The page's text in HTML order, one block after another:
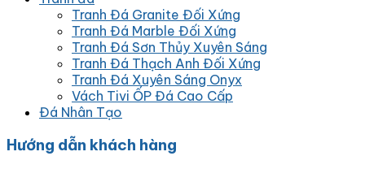
Tranh Đá Granite Đối Xứng
Tranh Đá Marble Đối Xứng
Tranh Đá Sơn Thủy Xuyên Sáng
Tranh Đá Thạch Anh Đối Xứng
Tranh Đá Xuyên Sáng Onyx
Vách Tivi ỐP Đá Cao Cấp
Đá Nhân Tạo
Hướng dẫn khách hàng